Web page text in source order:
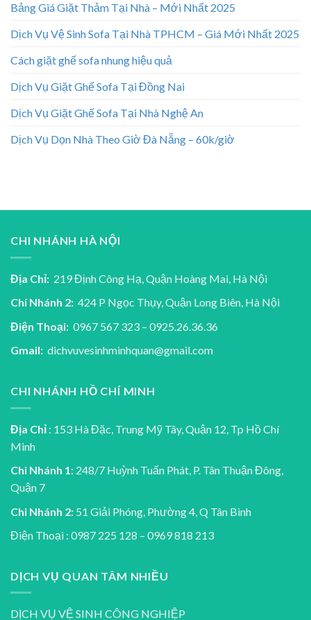
Bảng Giá Giặt Thảm Tại Nhà – Mới Nhất 2025
Dịch Vụ Vệ Sinh Sofa Tại Nhà TPHCM – Giá Mới Nhất 2025
Cách giặt ghế sofa nhung hiệu quả
Dịch Vụ Giặt Ghế Sofa Tại Đồng Nai
Dịch Vụ Giặt Ghế Sofa Tại Nhà Nghệ An
Dịch Vụ Dọn Nhà Theo Giờ Đà Nẵng – 60k/giờ
CHI NHÁNH HÀ NỘI
Địa Chỉ: 219 Định Công Hạ, Quận Hoàng Mai, Hà Nội
Chí Nhánh 2: 424 P Ngọc Thụy, Quận Long Biên, Hà Nội
Điện Thoại: 0967 567 323 – 0925.26.36.36
Gmail: dichvuvesinhminhquan@gmail.com
CHI NHÁNH HỒ CHÍ MINH
Địa Chỉ : 153 Hà Đặc, Trung Mỹ Tây, Quận 12, Tp Hồ Chí
Minh
Chi Nhánh 1: 248/7 Huỳnh Tuấn Phát, P. Tân Thuận Đông,
Quận 7
Chi Nhánh 2: 51 Giải Phóng, Phường 4, Q Tân Bình
Điện Thoại : 0987 225 128 – 0969 818 213
DỊCH VỤ QUAN TÂM NHIỀU
DỊCH VỤ VỆ SINH CÔNG NGHIỆP